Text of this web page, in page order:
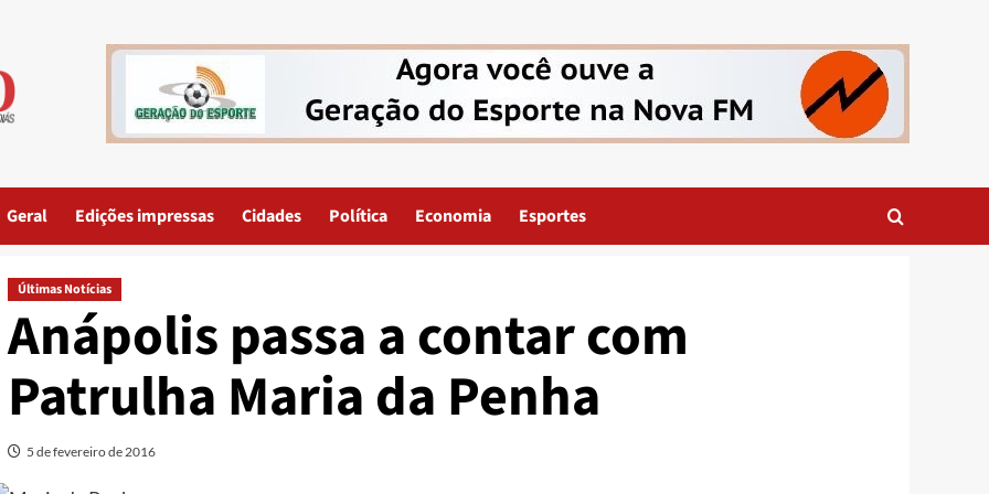
Geral Edições impressas Cidades Política Economia Esportes
Últimas Notícias
Anápolis passa a contar com
Patrulha Maria da Penha
5 de fevereiro de 2016